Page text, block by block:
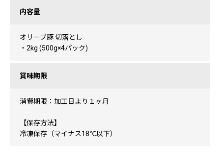
内容量
オリーブ豚 切落とし
・2kg (500g×4パック)
賞味期限
消費期限：加工日より１ヶ月
【保存方法】
冷凍保存（マイナス18℃以下）